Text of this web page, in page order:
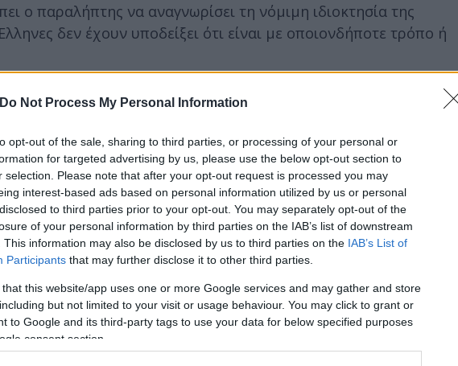
Do Not Process My Personal Information
opt-out of the sale, sharing to third parties, or processing of your personal or
for targeted advertising by us, please use the below opt-out section to
selection. Please note that after your opt-out request is processed you may
interest-based ads based on personal information utilized by us or personal
to third parties prior to your opt-out. You may separately opt-out of the
of your personal information by third parties on the IAB’s list of downstream
This information may also be disclosed by us to third parties on the IAB’s List of
Participants that may further disclose it to other third parties.
that this website/app uses one or more Google services and may gather and store
but not limited to your visit or usage behaviour. You may click to grant or
to Google and its third-party tags to use your data for below specified purposes
consent section.
ο παραλήπτης να αναγνωρίσει τη νόμιμη ιδιοκτησία της
δεν έχουν υποδείξει ότι είναι με οποιονδήποτε τρόπο ή
τα μάρμαρα αποκτήθηκαν νόμιμα εκείνη την εποχή»,